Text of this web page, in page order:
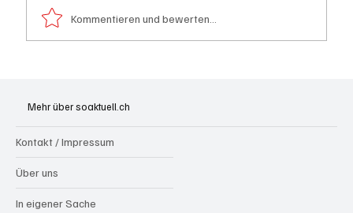
Kommentieren und bewerten...
Mehr über soaktuell.ch
Kontakt / Impressum
Über uns
In eigener Sache